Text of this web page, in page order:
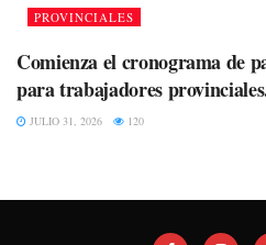
PROVINCIALES
Comienza el cronograma de
para trabajadores
JULIO 31, 2026 120